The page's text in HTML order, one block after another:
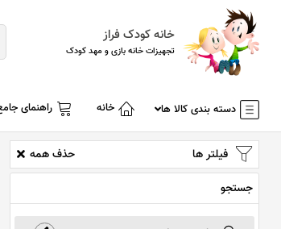
خانه کودک فراز
تجهیزات خانه بازی و مهد کودک
دسته بندی کالا ها خانه راهنمای
فیلتر ها
حذف همه
جستجو